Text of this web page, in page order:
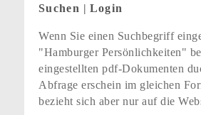
Suchen | Login
Wenn Sie einen Suchbegriff
"Hamburger Persönlichkeiten"
eingestellten pdf-Dokumenten
Abfrage erschein im gleichen
bezieht sich aber nur auf die